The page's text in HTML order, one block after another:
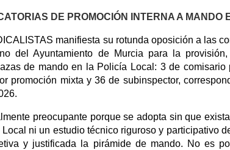
DE PROMOCIÓN INTERNA A MANDO
manifiesta su rotunda oposición a las
del Ayuntamiento de Murcia para la
de mando en la Policía Local: 3 de
promoción mixta y 36 de subinspector,
preocupante porque se adopta sin que
ni un estudio técnico riguroso y participativo
y justificada la pirámide de mando. No es